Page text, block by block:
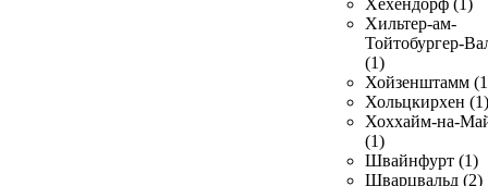
Хехендорф (1)
Хильтер-ам-
Тойтобургер-
(1)
Хойзенштамм
Хольцкирхен (1)
Хоххайм-на-
(1)
Швайнфурт (1)
Шварцвальд (2)